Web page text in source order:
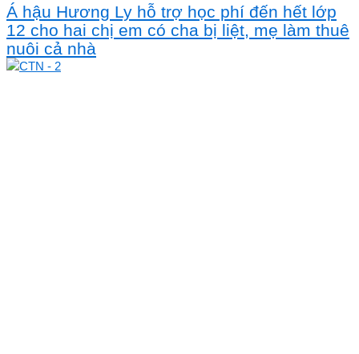
Á hậu Hương Ly hỗ trợ học phí đến hết lớp
12 cho hai chị em có cha bị liệt, mẹ làm thuê
nuôi cả nhà